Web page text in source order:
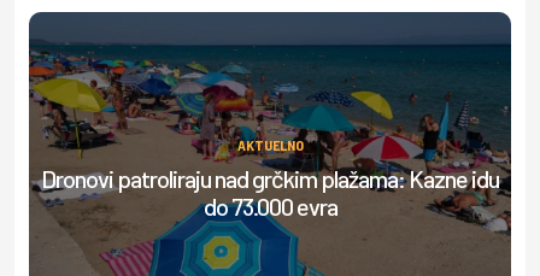
AKTUELNO
Dronovi patroliraju nad grčkim plažama: Kazne idu
do 73.000 evra